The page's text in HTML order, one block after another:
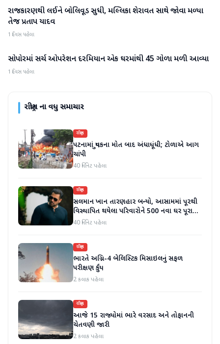
રાષ્ટ્રીય
રાજકારણથી લઈને બોલિવૂડ સુધી, મલ્લિકા શેરાવત સાથે જોવા મળ્યા
તેજ પ્રતાપ યાદવ
1 દિવસ પહેલા
રાષ્ટ્રીય
સોપોરમાં સર્ચ ઓપરેશન દરમિયાન એક ઘરમાંથી 45 ગોળા મળી આવ્યા
1 દિવસ પહેલા
રાષ્ટ્રીયના વધુ સમાચાર
રાષ્ટ્રીય
પટનામાં યુવકના મોત બાદ અંધાધૂંધી; ટોળાએ આગ
ચાંપી
40 મિનિટ પહેલા
રાષ્ટ્રીય
સલમાન ખાન તારણહાર બન્યો, આસામમાં પૂરથી
વિસ્થાપિત થયેલા પરિવારોને 500 નવા ઘર પૂરા
પાડ્યા
40 મિનિટ પહેલા
રાષ્ટ્રીય
ભારતે અગ્નિ-4 બેલિસ્ટિક મિસાઇલનું સફળ
પરીક્ષણ કર્યું
2 કલાક પહેલા
રાષ્ટ્રીય
આજે 15 રાજ્યોમાં ભારે વરસાદ અને તોફાનની
ચેતવણી જારી
2 કલાક પહેલા